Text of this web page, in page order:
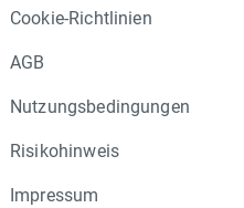
Cookie-Richtlinien
AGB
Nutzungsbedingungen
Risikohinweis
Impressum